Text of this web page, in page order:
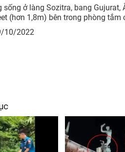
ở làng Sozitra, bang
(hơn 1,8m) bên trong phòng
10/2022